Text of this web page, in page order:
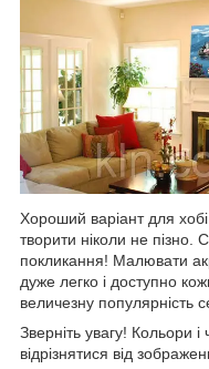
Хороший варіант для
творити ніколи не
покликання! Малювати
дуже легко і доступно
величезну популярність
Зверніть увагу! Кольори і
відрізнятися від